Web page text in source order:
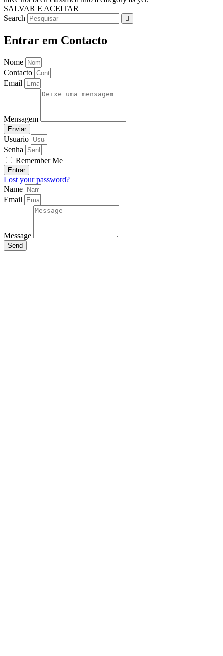
SALVAR E ACEITAR
Search
Entrar em Contacto
Nome
Contacto
Email
Mensagem
Enviar
Usuario
Senha
Remember Me
Entrar
Lost your password?
Name
Email
Message
Send